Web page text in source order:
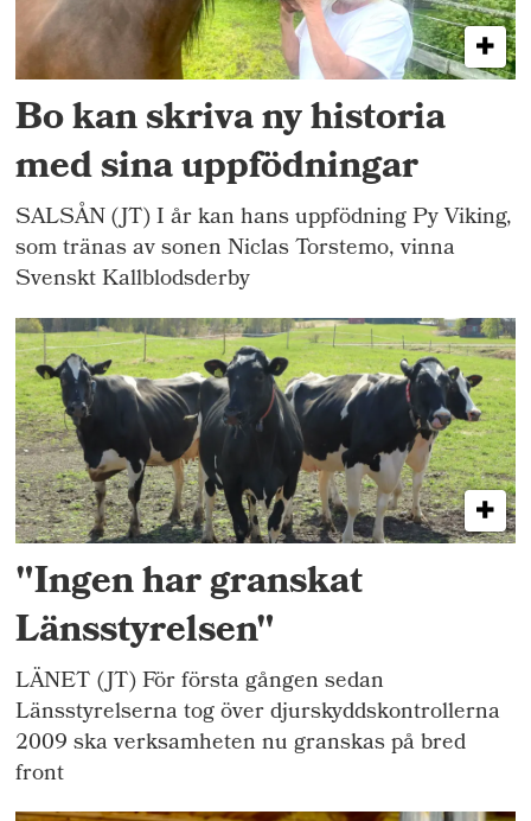
Bo kan skriva ny historia
med sina uppfödningar
SALSÅN (JT) I år kan hans uppfödning Py Viking,
som tränas av sonen Niclas Torstemo, vinna
Svenskt Kallblodsderby
"Ingen har granskat
Länsstyrelsen"
LÄNET (JT) För första gången sedan
Länsstyrelserna tog över djurskyddskontrollerna
2009 ska verksamheten nu granskas på bred
front